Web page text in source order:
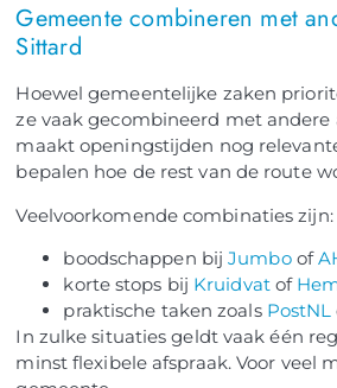
Gemeente combineren met
Sittard
Hoewel gemeentelijke zaken
ze vaak gecombineerd met
maakt openingstijden nog
bepalen hoe de rest van de route
Veelvoorkomende combinaties zijn:
boodschappen bijJumboof
korte stops bij Kruidvatof
praktische taken zoals PostNL
In zulke situaties geldt vaak één
minst flexibele afspraak. Voor veel